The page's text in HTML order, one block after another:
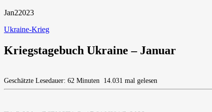
Jan22023
Ukraine-Krieg
Kriegstagebuch Ukraine – Januar
Geschätzte Lesedauer: 62 Minuten 14.031 mal gelesen